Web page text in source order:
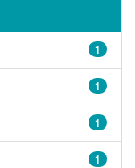
1
1
1
1